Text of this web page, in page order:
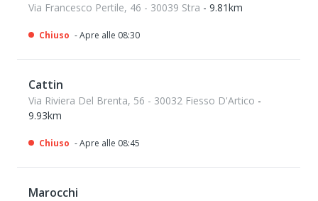
Via Francesco Pertile, 46 - 30039 Stra - 9.81km
Chiuso - Apre alle 08:30
Cattin
Via Riviera Del Brenta, 56 - 30032 Fiesso D'Artico -
9.93km
Chiuso - Apre alle 08:45
Marocchi